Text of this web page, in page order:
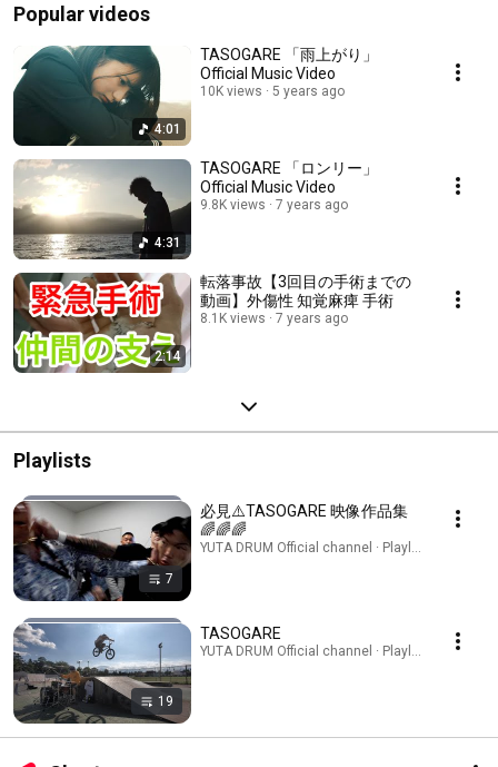
Popular videos
4:01
TASOGARE 「雨上がり」
Official Music Video
10K views 5 years ago
4:31
TASOGARE 「ロンリー」
Official Music Video
9.8K views 7 years ago
2:14
転落事故【3回目の手術までの
動画】外傷性 知覚麻痺 手術
8.1K views 7 years ago
Playlists
7
必見⚠️TASOGARE 映像作品集
🌈🌈🌈
YUTA DRUM Official channel · Playlist
19
TASOGARE
YUTA DRUM Official channel · Playlist